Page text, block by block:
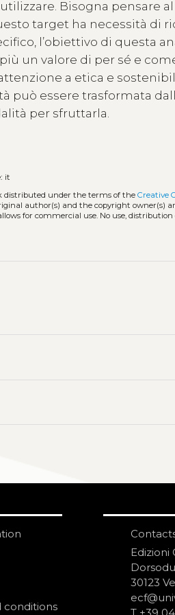
Bisogna pensare
target ha necessità di
l’obiettivo di questa
un valore di per sé e
a etica e
può essere trasformata
per sfruttarla.
it
distributed under the terms of theCreative
author(s) and the copyright owner(s)
for commercial use. No use,
conditions
Edizioni
30123
T +39